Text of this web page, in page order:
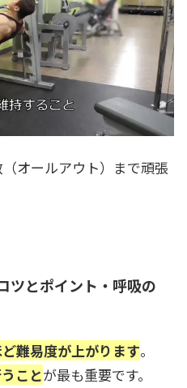
オールアウト）まで頑張
ツとポイント・呼吸の
難易度が上がります。
ことが最も重要です。